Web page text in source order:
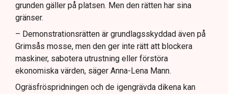
grunden gäller på platsen. Men den rätten har sina
gränser.
– Demonstrationsrätten är grundlagsskyddad även på
Grimsås mosse, men den ger inte rätt att blockera
maskiner, sabotera utrustning eller förstöra
ekonomiska värden, säger Anna-Lena Mann.
Ogräsfröspridningen och de igengrävda dikena kan